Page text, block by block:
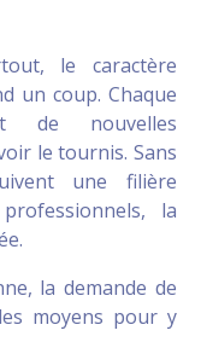
le caractère
un coup. Chaque
de nouvelles
le tournis. Sans
une filière
la
la demande de
moyens pour y